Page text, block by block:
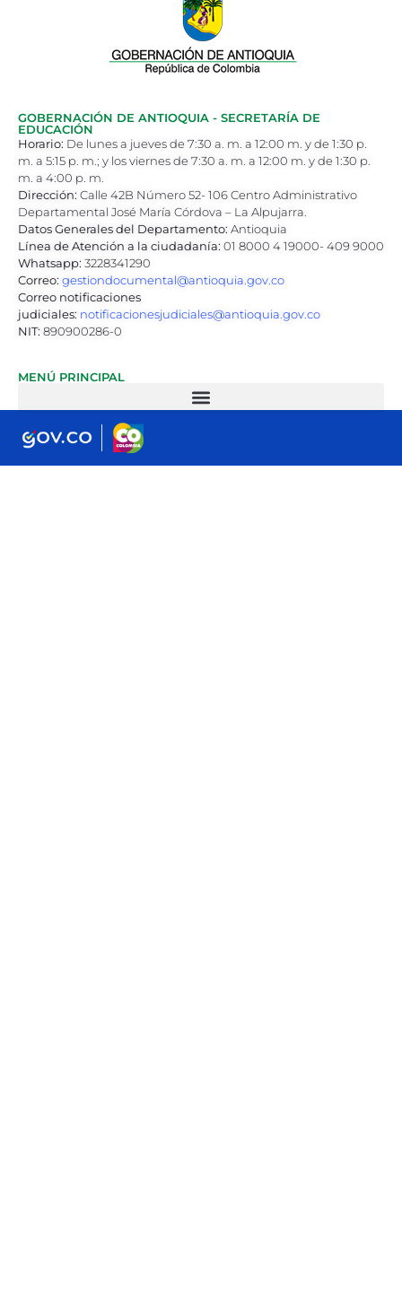
GOBERNACIÓN DE ANTIOQUIA - SECRETARÍA DE
EDUCACIÓN
Horario: De lunes a jueves de 7:30 a. m. a 12:00 m. y de 1:30 p.
m. a 5:15 p. m.; y los viernes de 7:30 a. m. a 12:00 m. y de 1:30 p.
m. a 4:00 p. m.
Dirección: Calle 42B Número 52- 106 Centro Administrativo
Departamental José María Córdova – La Alpujarra.
Datos Generales del Departamento: Antioquia
Línea de Atención a la ciudadanía: 01 8000 4 19000- 409 9000
Whatsapp: 3228341290
Correo: gestiondocumental@antioquia.gov.co
Correo notificaciones
judiciales: notificacionesjudiciales@antioquia.gov.co
NIT: 890900286-0
MENÚ PRINCIPAL